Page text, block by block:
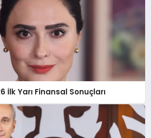
İlk Yarı Finansal Sonuçları